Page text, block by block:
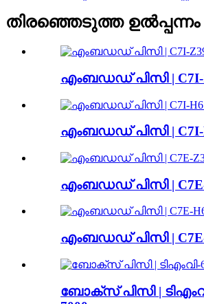
തിരഞ്ഞെടുത്ത ഉൽപ്പന്നം
എംബഡഡ് പിസി | C7I-
എംബഡഡ് പിസി | C7I-
എംബഡഡ് പിസി | C7E-
എംബഡഡ് പിസി | C7E-
ബോക്സ് പിസി |